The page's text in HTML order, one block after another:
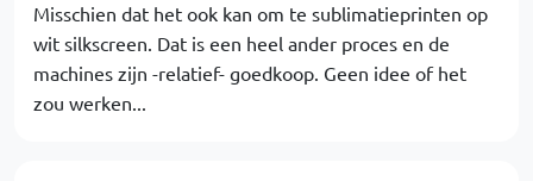
Misschien dat het ook kan om te sublimatieprinten op
wit silkscreen. Dat is een heel ander proces en de
machines zijn -relatief- goedkoop. Geen idee of het
zou werken...